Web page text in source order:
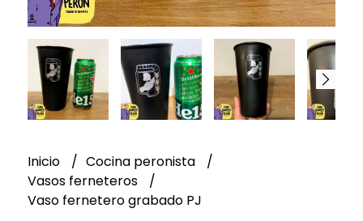
Inicio
Cocina peronista
Vasos ferneteros
Vaso fernetero grabado PJ